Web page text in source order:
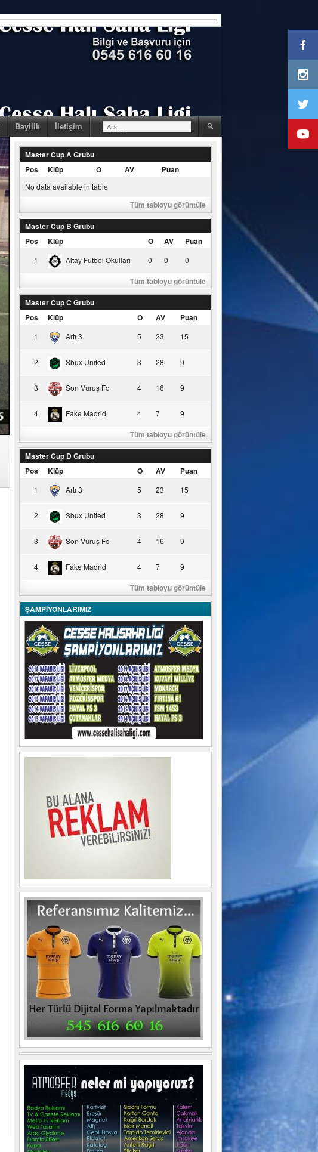
Bayilik İletişim Arama:
Master Cup A Grubu
Pos
Klüp O AV Puan
No data available in table
Tüm tabloyu görüntüle
Master Cup B Grubu
Pos
Klüp O AV Puan
1 Altay Futbol Okulları 0 0 0
Tüm tabloyu görüntüle
Master Cup C Grubu
Pos
Klüp O AV Puan
1 Artı 3 5 23 15
2 Sbux United 3 28 9
3 Son Vuruş Fc 4 16 9
4 Fake Madrid 4 7 9
Tüm tabloyu görüntüle
Master Cup D Grubu
Pos
Klüp O AV Puan
1 Artı 3 5 23 15
2 Sbux United 3 28 9
3 Son Vuruş Fc 4 16 9
4 Fake Madrid 4 7 9
Tüm tabloyu görüntüle
ŞAMPİYONLARIMIZ